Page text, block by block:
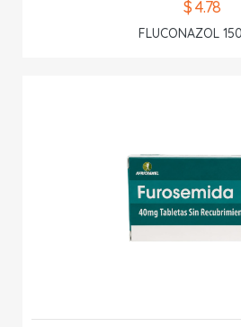
$ 4.78
FLUCONAZOL